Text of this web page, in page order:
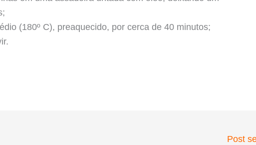
(180º C), preaquecido, por cerca de 40 minutos;
Post